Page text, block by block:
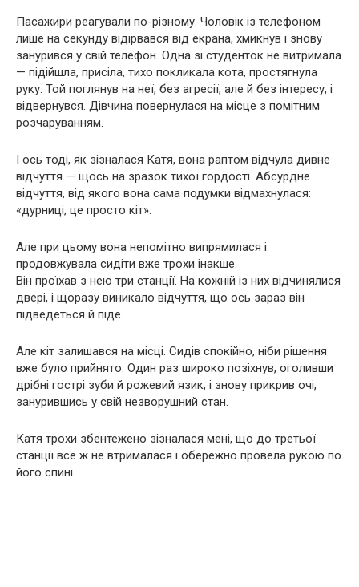
Пасажири реагували по-різному. Чоловік із телефоном
лише на секунду відірвався від екрана, хмикнув і знову
занурився у свій телефон. Одна зі студенток не витримала
— підійшла, присіла, тихо покликала кота, простягнула
руку. Той поглянув на неї, без агресії, але й без інтересу, і
відвернувся. Дівчина повернулася на місце з помітним
розчаруванням.
І ось тоді, як зізналася Катя, вона раптом відчула дивне
відчуття — щось на зразок тихої гордості. Абсурдне
відчуття, від якого вона сама подумки відмахнулася:
«дурниці, це просто кіт».
Але при цьому вона непомітно випрямилася і
продовжувала сидіти вже трохи інакше.
Він проїхав з нею три станції. На кожній із них відчинялися
двері, і щоразу виникало відчуття, що ось зараз він
підведеться й піде.
Але кіт залишався на місці. Сидів спокійно, ніби рішення
вже було прийнято. Один раз широко позіхнув, оголивши
дрібні гострі зуби й рожевий язик, і знову прикрив очі,
занурившись у свій незворушний стан.
Катя трохи збентежено зізналася мені, що до третьої
станції все ж не втрималася і обережно провела рукою по
його спині.